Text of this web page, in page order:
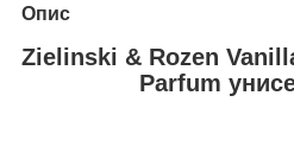
Опис
Zielinski & Rozen
Parfum